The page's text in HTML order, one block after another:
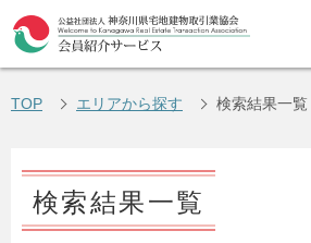
TOP エリアから探す 検索結果一覧
検索結果一覧